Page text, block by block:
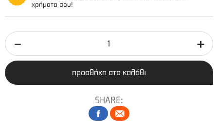
χρήματα σου!
προσθήκη στο καλάθι
SHARE: